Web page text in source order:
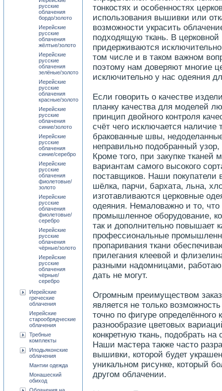
тонкостях и особенностях
использования вышивки или
возможности украсить
подходящую ткань. В церковной
придерживаются
том числе и в таком важном
поэтому нам доверяют многие
исключительно у нас одеяния
Если говорить о качестве
планку качества для моделей
принцип двойного контроля
счёт чего исключается наличие
бракованные швы,
неправильно подобранный
Кроме того, при закупке
вариантам самого высокого
поставщиков. Наши покупатели
шёлка, парчи, бархата, льна,
изготавливаются церковные
одеяния. Немаловажно и то,
промышленное оборудование,
так и дополнительно повышает
профессиональные
пропаривания ткани
прилегания клеевой и
разными надомницами,
дать не могут.
Огромным преимуществом
является не только
точно по фигуре определённого
разнообразие цветовых
конкретную ткань, подобрать
Наши мастера также часто
вышивки, которой будет
уникальном рисунке, который
другом облачении.
русские
облачения
бордо/золото
Иерейские
русские
облачения
жёлтые/золото
Иерейские
русские
облачения
зелёные/золото
Иерейские
русские
облачения
красные/золото
Иерейские
русские
облачения
синие/золото
Иерейские
русские
облачения
синие/серебро
Иерейские
русские
облачения
фиолетовые/
золото
Иерейские
русские
облачения
фиолетовые/
серебро
Иерейские
русские
облачения
чёрные/золото
Иерейские
русские
облачения
чёрные/
серебро
Иерейские
греческие
облачения
Иерейские
старообрядческие
облачения
Требные
комплекты
Иподьяконские
облачения
Мантии одежда
Монашеский
обиход